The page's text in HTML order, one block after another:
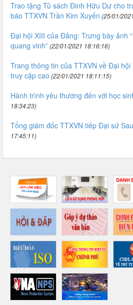
Trao tặng Tủ sách Đinh Hữu Dư cho
báo TTXVN Trần Kim Xuyến (25/01/
Đại hội XIII của Đảng: Trưng bày ảnh
quang vinh”(22/01/2021 18:16:16)
Trang thông tin của TTXVN về Đại
truy cập cao (22/01/2021 18:11:15)
Hành trình yêu thương đến với học
18:34:23)
Tổng giám đốc TTXVN tiếp Đại sứ
17:45:11)